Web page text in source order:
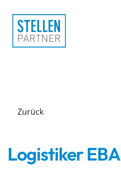
Zurück
Logistiker EBA